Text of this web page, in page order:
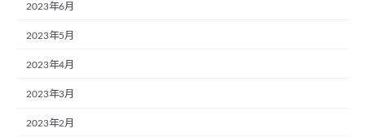
2023年6月
2023年5月
2023年4月
2023年3月
2023年2月